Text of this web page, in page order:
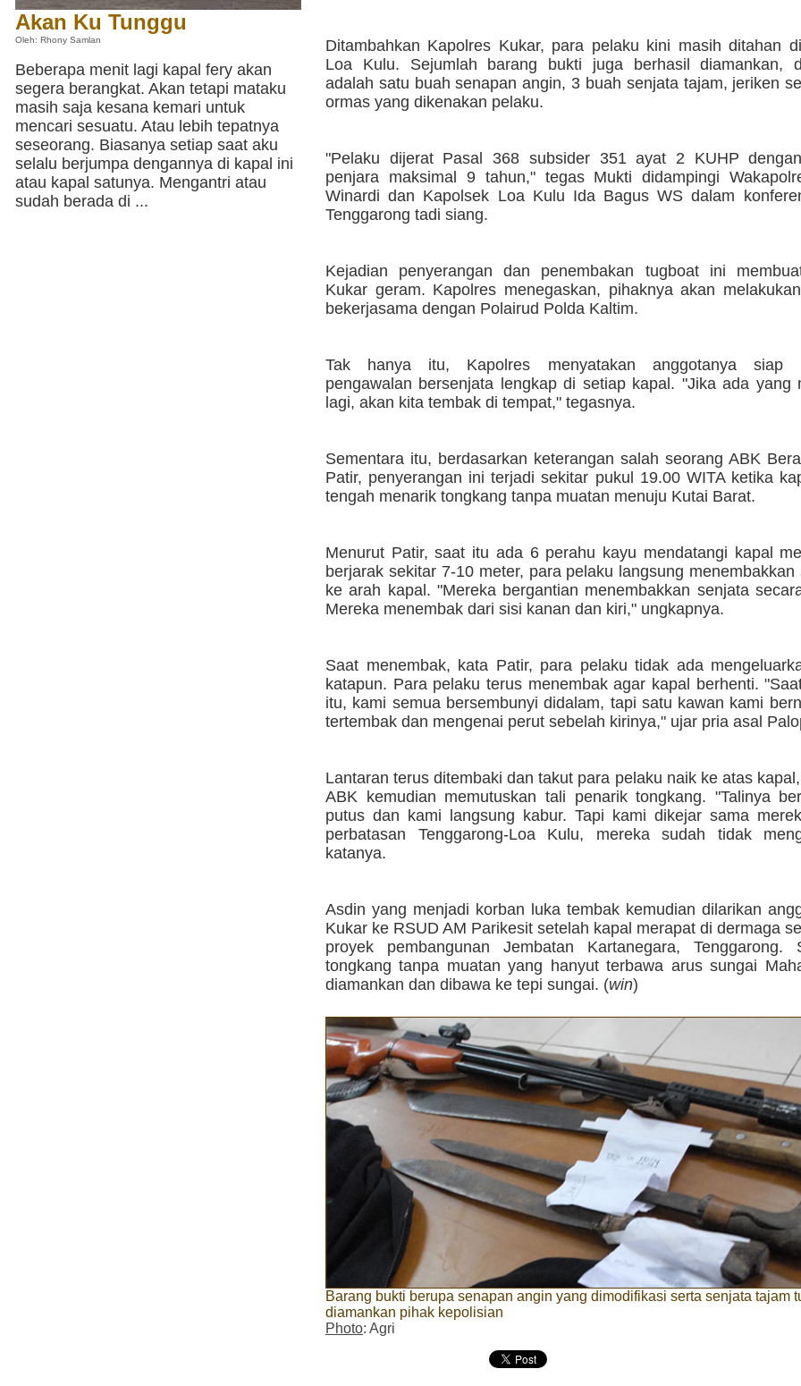
Akan Ku Tunggu
Oleh: Rhony Samlan
Beberapa menit lagi kapal fery akan
segera berangkat. Akan tetapi mataku
masih saja kesana kemari untuk
mencari sesuatu. Atau lebih tepatnya
seseorang. Biasanya setiap saat aku
selalu berjumpa dengannya di kapal ini
atau kapal satunya. Mengantri atau
sudah berada di ...
Ditambahkan Kapolres Kukar, para pelaku kini masih ditahan
Loa Kulu. Sejumlah barang bukti juga berhasil diamankan,
adalah satu buah senapan angin, 3 buah senjata tajam, jeriken
ormas yang dikenakan pelaku.
"Pelaku dijerat Pasal 368 subsider 351 ayat 2 KUHP
penjara maksimal 9 tahun," tegas Mukti didampingi
Winardi dan Kapolsek Loa Kulu Ida Bagus WS dalam
Tenggarong tadi siang.
Kejadian penyerangan dan penembakan tugboat ini
Kukar geram. Kapolres menegaskan, pihaknya akan
bekerjasama dengan Polairud Polda Kaltim.
Tak hanya itu, Kapolres menyatakan anggotanya siap
pengawalan bersenjata lengkap di setiap kapal. "Jika ada yang
lagi, akan kita tembak di tempat," tegasnya.
Sementara itu, berdasarkan keterangan salah seorang ABK
Patir, penyerangan ini terjadi sekitar pukul 19.00 WITA ketika
tengah menarik tongkang tanpa muatan menuju Kutai Barat.
Menurut Patir, saat itu ada 6 perahu kayu mendatangi kapal
berjarak sekitar 7-10 meter, para pelaku langsung menembakkan
ke arah kapal. "Mereka bergantian menembakkan senjata
Mereka menembak dari sisi kanan dan kiri," ungkapnya.
Saat menembak, kata Patir, para pelaku tidak ada
katapun. Para pelaku terus menembak agar kapal berhenti.
itu, kami semua bersembunyi didalam, tapi satu kawan kami
tertembak dan mengenai perut sebelah kirinya," ujar pria asal
Lantaran terus ditembaki dan takut para pelaku naik ke atas
ABK kemudian memutuskan tali penarik tongkang. "Talinya
putus dan kami langsung kabur. Tapi kami dikejar sama
perbatasan Tenggarong-Loa Kulu, mereka sudah tidak
katanya.
Asdin yang menjadi korban luka tembak kemudian dilarikan
Kukar ke RSUD AM Parikesit setelah kapal merapat di dermaga
proyek pembangunan Jembatan Kartanegara, Tenggarong.
tongkang tanpa muatan yang hanyut terbawa arus sungai
diamankan dan dibawa ke tepi sungai. (win)
Barang bukti berupa senapan angin yang dimodifikasi serta senjata tajam
diamankan pihak kepolisian
Photo: Agri